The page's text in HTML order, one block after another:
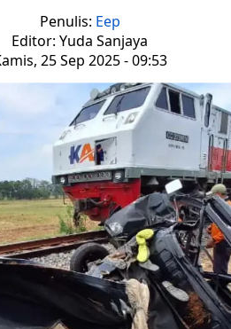
Penulis: Eep
Editor: Yuda Sanjaya
25 Sep 2025 - 09:53